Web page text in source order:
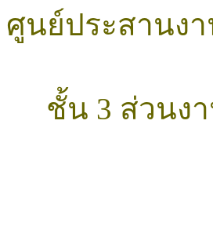
ศูนย์ประสานง
ชั้น 3 ส่วนง